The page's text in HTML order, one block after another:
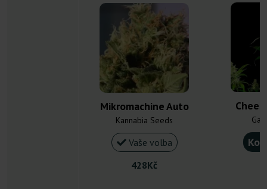
Mikromachine Auto
Kannabia Seeds
Vaše volba
428Kč